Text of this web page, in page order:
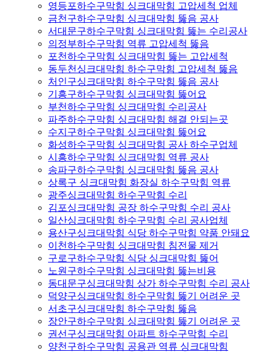
영등포하수구막힘 싱크대막힘 고압세척 업체
금천구하수구막힘 싱크대막힘 뚫음 공사
서대문구하수구막힘 싱크대막힘 뚫는 수리공사
의정부하수구막힘 역류 고압세척 뚫음
포천하수구막힘 싱크대막힘 뚫는 고압세척
동두천싱크대막힘 하수구막힘 고압세척 뚫음
처인구싱크대막힘 하수구막힘 뚫음 공사
기흥구하수구막힘 싱크대막힘 뚫어요
부천하수구막힘 싱크대막힘 수리공사
파주하수구막힘 싱크대막힘 해결 안되는곳
수지구하수구막힘 싱크대막힘 뚫어요
화성하수구막힘 싱크대막힘 공사 하수구업체
시흥하수구막힘 싱크대막힘 역류 공사
송파구하수구막힘 싱크대막힘 뚫음 공사
상록구 싱크대막힘 화장실 하수구막힘 역류
광주싱크대막힘 하수구막힘 수리
김포싱크대막힘 공장 하수구막힘 수리 공사
일산싱크대막힘 하수구막힘 수리 공사업체
용산구싱크대막힘 식당 하수구막힘 약품 안돼요
이천하수구막힘 싱크대막힘 침전물 제거
구로구하수구막힘 식당 싱크대막힘 뚫어
노원구하수구막힘 싱크대막힘 뚫는비용
동대문구싱크대막힘 상가 하수구막힘 수리 공사
덕양구싱크대막힘 하수구막힘 뚫기 어려운 곳
서초구싱크대막힘 하수구막힘 뚫음
장안구하수구막힘 싱크대막힘 뚫기 어려운 곳
권선구싱크대막힘 아파트 하수구막힘 수리
양천구하수구막힘 공용관 역류 싱크대막힘